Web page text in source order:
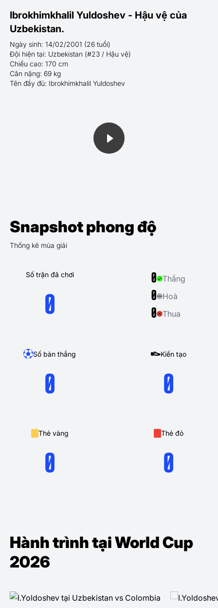
Ibrokhimkhalil Yuldoshev - Hậu vệ của
Uzbekistan.
Ngày sinh: 14/02/2001 (26 tuổi)
Đội hiện tại: Uzbekistan (#23 / Hậu vệ)
Chiều cao: 170 cm
Cân nặng: 69 kg
Tên đầy đủ: Ibrokhimkhalil Yuldoshev
Snapshot phong độ
Thống kê mùa giải
Số trận đã chơi
0
Số bàn thắng
0
Kiến tạo
0
Thẻ vàng
0
Thẻ đỏ
0
0 Thắng
0 Hoà
0 Thua
Hành trình tại World Cup
2026